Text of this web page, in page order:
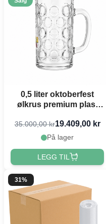
0,5 liter oktoberfest
ølkrus premium plast
35.000,00 kr19.409,00 kr
På lager
LEGG TIL
31%